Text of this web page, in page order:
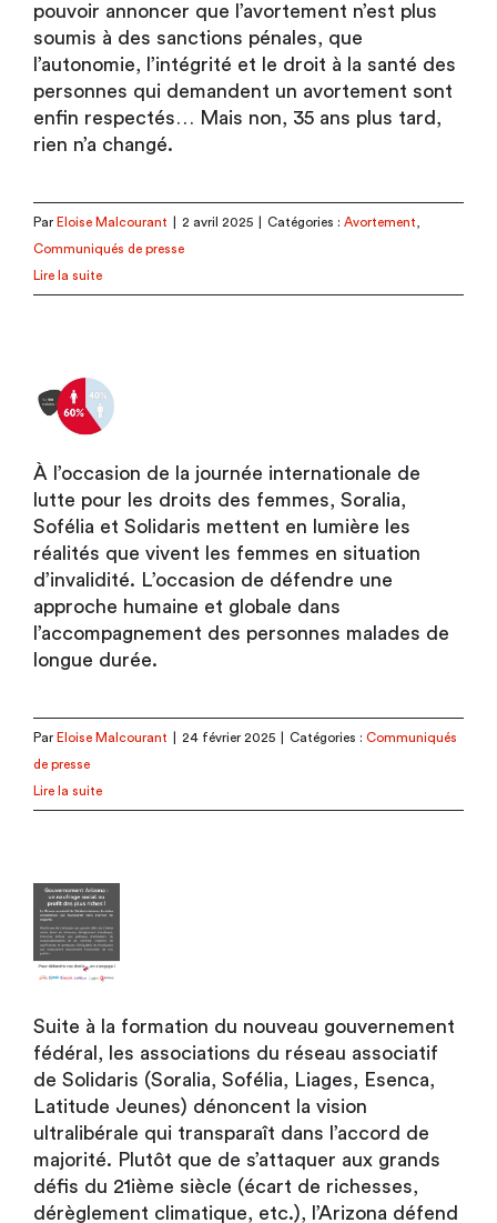
pouvoir annoncer que l’avortement n’est plus
soumis à des sanctions pénales, que
l’autonomie, l’intégrité et le droit à la santé des
personnes qui demandent un avortement sont
enfin respectés… Mais non, 35 ans plus tard,
rien n’a changé.
Par Eloise Malcourant 2 avril 2025 Catégories : Avortement
Communiqués de presse
Lire la suite
À l’occasion de la journée internationale de
lutte pour les droits des femmes, Soralia,
Sofélia et Solidaris mettent en lumière les
réalités que vivent les femmes en situation
d’invalidité. L’occasion de défendre une
approche humaine et globale dans
l’accompagnement des personnes malades de
longue durée.
Par Eloise Malcourant 24 février 2025 Catégories : Communiqués
de presse
Lire la suite
Suite à la formation du nouveau gouvernement
fédéral, les associations du réseau associatif
de Solidaris (Soralia, Sofélia, Liages, Esenca,
Latitude Jeunes) dénoncent la vision
ultralibérale qui transparaît dans l’accord de
majorité. Plutôt que de s’attaquer aux grands
défis du 21ième siècle (écart de richesses,
dérèglement climatique, etc.), l’Arizona défend